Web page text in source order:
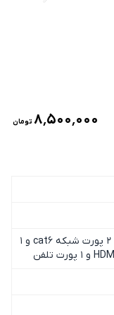
۸٬۵۰۰٬۰۰۰ تومان
2 پریز برق و 2 پورت USB و 2 پورت شبکه cat6 و 1